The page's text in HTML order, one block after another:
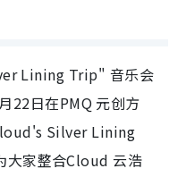
Lining Trip" 音乐会
22日在PMQ 元创方
Silver Lining
家整合Cloud 云浩